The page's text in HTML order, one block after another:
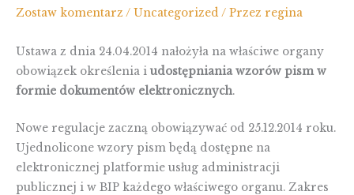
Zostaw komentarz / Uncategorized/ Przez regina
Ustawa z dnia 24.04.2014 nałożyła na właściwe organy
obowiązek określenia i udostępniania wzorów pism w
formie dokumentów elektronicznych.
Nowe regulacje zaczną obowiązywać od 25.12.2014 roku.
Ujednolicone wzory pism będą dostępne na
elektronicznej platformie usług administracji
publicznej i w BIP każdego właściwego organu. Zakres